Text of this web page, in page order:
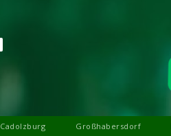
Cadolzburg Großhabersdorf